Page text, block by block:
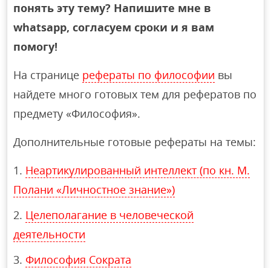
понять эту тему? Напишите мне в
whatsapp, согласуем сроки и я вам
помогу!
На странице рефераты по философии вы
найдете много готовых тем для рефератов по
предмету «Философия».
Дополнительные готовые рефераты на темы:
Неартикулированный интеллект (по кн. М.
Полани «Личностное знание»)
Целеполагание в человеческой
деятельности
Философия Сократа